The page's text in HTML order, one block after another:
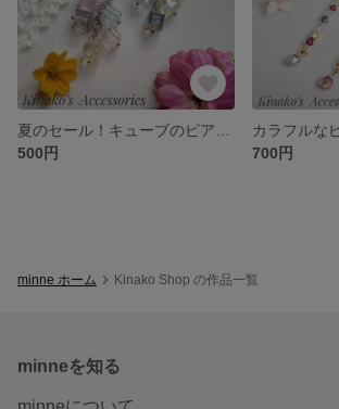
500円
700円
minne ホーム Kinako Shop の作品一覧
minneを知る